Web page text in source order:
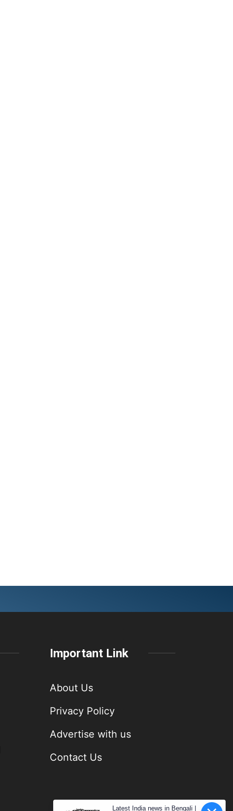
Important Link
About Us
Privacy Policy
Advertise with us
Contact Us
Latest India news in Bengali |